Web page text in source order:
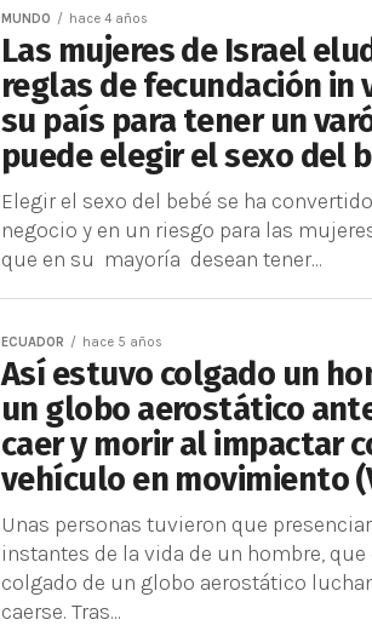
MUNDO hace 4 años
Las mujeres de Israel
reglas de fecundación in
su país para tener un
puede elegir el sexo del
Elegir el sexo del bebé se ha
negocio y en un riesgo para las
que en su mayoría desean tener...
ECUADOR hace 5 años
Así estuvo colgado un
un globo aerostático
caer y morir al impactar
vehículo en movimiento
Unas personas tuvieron que
instantes de la vida de un hombre,
colgado de un globo aerostático
caerse. Tras...